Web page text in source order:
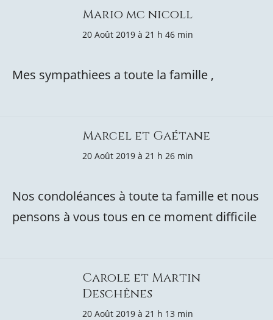
Mario mc nicoll
20 Août 2019 à 21 h 46 min
Mes sympathiees a toute la famille ,
Marcel et Gaétane
20 Août 2019 à 21 h 26 min
Nos condoléances à toute ta famille et nous
pensons à vous tous en ce moment difficile
Carole et Martin
Deschênes
20 Août 2019 à 21 h 13 min